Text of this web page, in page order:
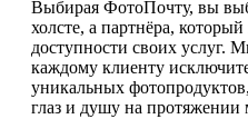
Выбирая ФотоПочту, вы
холсте, а партнёра, который
доступности своих услуг.
каждому клиенту
уникальных
глаз и душу на протяжении